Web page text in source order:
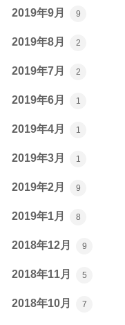
2019年9月 9
2019年8月 2
2019年7月 2
2019年6月 1
2019年4月 1
2019年3月 1
2019年2月 9
2019年1月 8
2018年12月 9
2018年11月 5
2018年10月 7